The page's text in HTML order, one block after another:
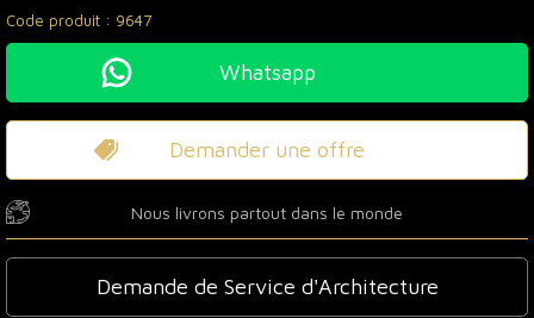
Code produit : 9647
Whatsapp
Demander une offre
Nous livrons partout dans le monde
Demande de Service d'Architecture